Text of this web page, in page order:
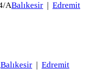
ABalıkesir Edremit
Balıkesir | Edremit